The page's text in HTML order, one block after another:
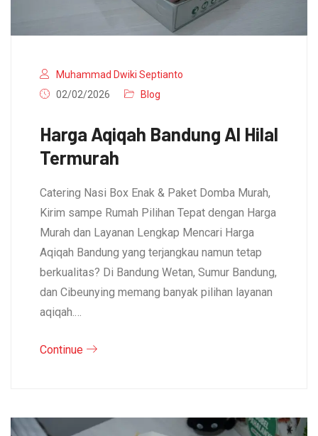
Muhammad Dwiki Septianto
02/02/2026
Blog
Harga Aqiqah Bandung Al Hilal
Termurah
Catering Nasi Box Enak & Paket Domba Murah,
Kirim sampe Rumah Pilihan Tepat dengan Harga
Murah dan Layanan Lengkap Mencari Harga
Aqiqah Bandung yang terjangkau namun tetap
berkualitas? Di Bandung Wetan, Sumur Bandung,
dan Cibeunying memang banyak pilihan layanan
aqiqah.…
Continue